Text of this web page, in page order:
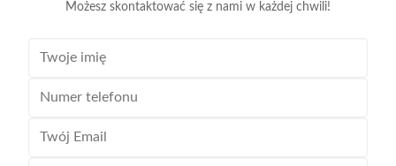
Możesz skontaktować się z nami w każdej chwili!